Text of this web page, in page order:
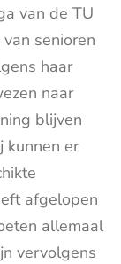
van de TU
senioren
haar
naar
blijven
kunnen er
afgelopen
allemaal
vervolgens